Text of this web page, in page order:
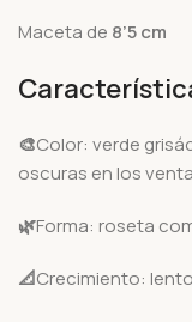
Maceta de 8’5 cm
🎨Color: verde
oscuras en los
🌿Forma: roseta
📐Crecimiento: lento